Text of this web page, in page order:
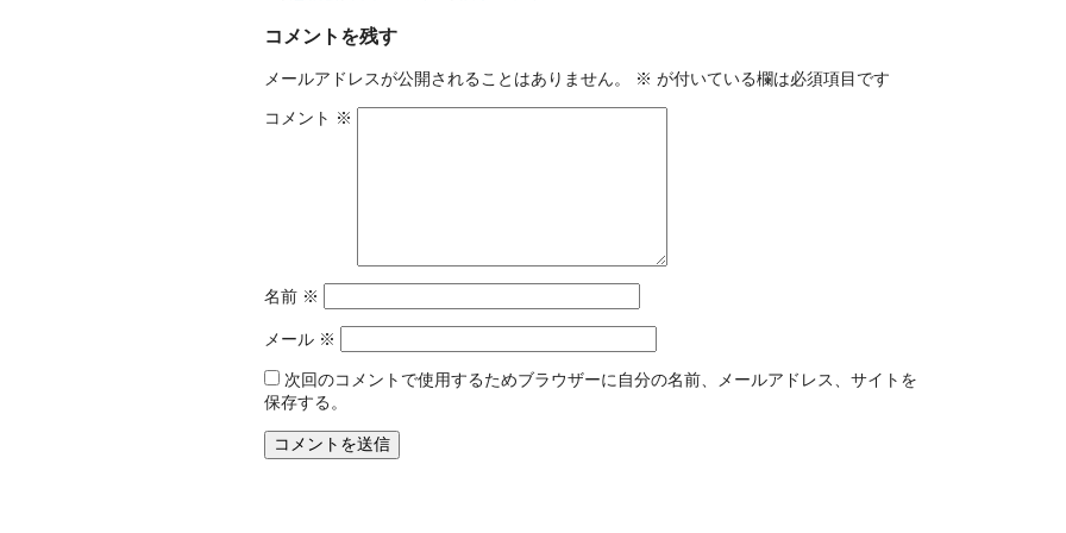
コメントを残す
メールアドレスが公開されることはありません。 ※ が付いている欄は必須項目です
コメント ※
名前 ※
メール ※
次回のコメントで使用するためブラウザーに自分の名前、メールアドレス、サイトを
保存する。